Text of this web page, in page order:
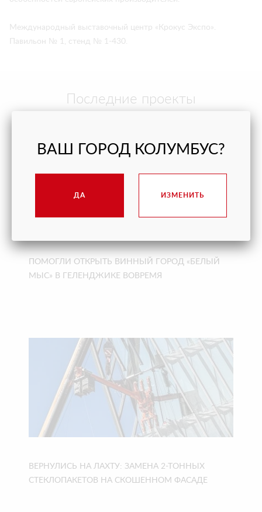
Международный выставочный центр «Крокус Экспо».
Павильон № 1, стенд № 1-430.
Последние проекты
ПОМОГЛИ ОТКРЫТЬ ВИННЫЙ ГОРОД «БЕЛЫЙ
МЫС» В ГЕЛЕНДЖИКЕ ВОВРЕМЯ
ВЕРНУЛИСЬ НА ЛАХТУ: ЗАМЕНА 2-ТОННЫХ
СТЕКЛОПАКЕТОВ НА СКОШЕННОМ ФАСАДЕ
ВАШ ГОРОД КОЛУМБУС?
ДА ИЗМЕНИТЬ